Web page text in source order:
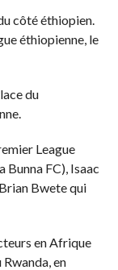
côté éthiopien.
éthiopienne, le
du
League
Bunna FC), Isaac
Bwete qui
en Afrique
Rwanda, en